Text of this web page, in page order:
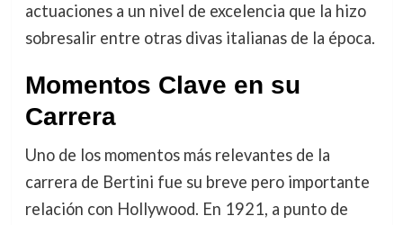
actuaciones a un nivel de excelencia que la hizo
sobresalir entre otras divas italianas de la época.
Momentos Clave en su
Carrera
Uno de los momentos más relevantes de la
carrera de Bertini fue su breve pero importante
relación con Hollywood. En 1921, a punto de